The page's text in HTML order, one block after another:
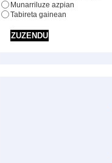
Munarriluze azpian
Tabireta gainean